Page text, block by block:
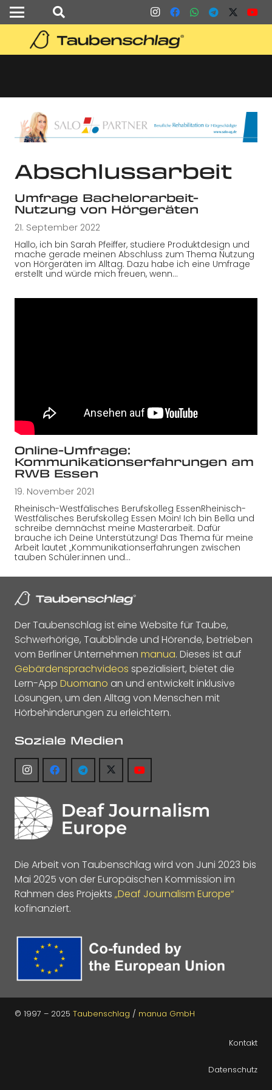
Abschlussarbeit
Umfrage Bachelorarbeit-
Nutzung von Hörgeräten
21. September 2022
Hallo, ich bin Sarah Pfeiffer, studiere Produktdesign und
mache gerade meinen Abschluss zum Thema Nutzung
von Hörgeräten im Alltag. Dazu habe ich eine Umfrage
erstellt und würde mich freuen, wenn…
Online-Umfrage:
Kommunikationserfahrungen am
RWB Essen
19. November 2021
Rheinisch-Westfälisches Berufskolleg EssenRheinisch-
Westfälisches Berufskolleg Essen Moin! Ich bin Bella und
schreibe demnächst meine Masterarbeit. Dafür
brauche ich Deine Unterstützung! Das Thema für meine
Arbeit lautet „Kommunikationserfahrungen zwischen
tauben Schüler:innen und…
Der Taubenschlag ist eine Website für Taube,
Schwerhörige, Taubblinde und Hörende, betrieben
vom Berliner Unternehmen manua. Dieses ist auf
Gebärdensprachvideos spezialisiert, bietet die
Lern-App Duomano an und entwickelt inklusive
Lösungen, um den Alltag von Menschen mit
Hörbehinderungen zu erleichtern.
Soziale Medien
Die Arbeit von Taubenschlag wird von Juni 2023 bis
Mai 2025 von der Europäischen Kommission im
Rahmen des Projekts „Deaf Journalism Europe“
kofinanziert.
© 1997 – 2025 Taubenschlag / manua GmbH
Kontakt
Datenschutz